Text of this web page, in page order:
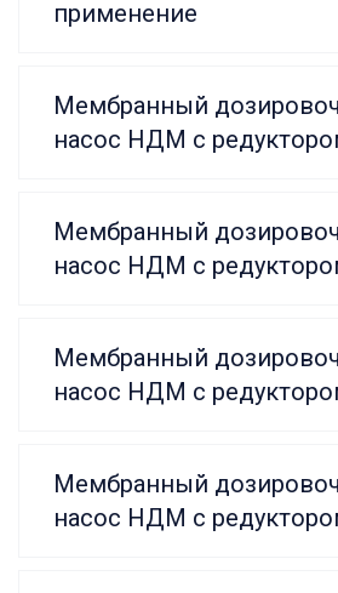
применение
Мембранный
насос НДМ с
Мембранный
насос НДМ с
Мембранный
насос НДМ с
Мембранный
насос НДМ с